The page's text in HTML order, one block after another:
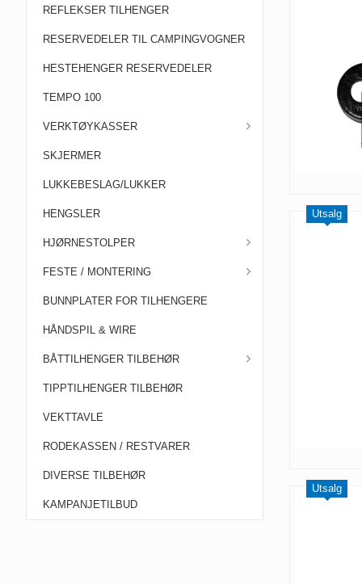
REFLEKSER TILHENGER
RESERVEDELER TIL CAMPINGVOGNER
HESTEHENGER RESERVEDELER
TEMPO 100
VERKTØYKASSER
SKJERMER
LUKKEBESLAG/LUKKER
HENGSLER
HJØRNESTOLPER
FESTE / MONTERING
BUNNPLATER FOR TILHENGERE
HÅNDSPIL & WIRE
BÅTTILHENGER TILBEHØR
TIPPTILHENGER TILBEHØR
VEKTTAVLE
RODEKASSEN / RESTVARER
DIVERSE TILBEHØR
KAMPANJETILBUD
Utsalg
Utsalg